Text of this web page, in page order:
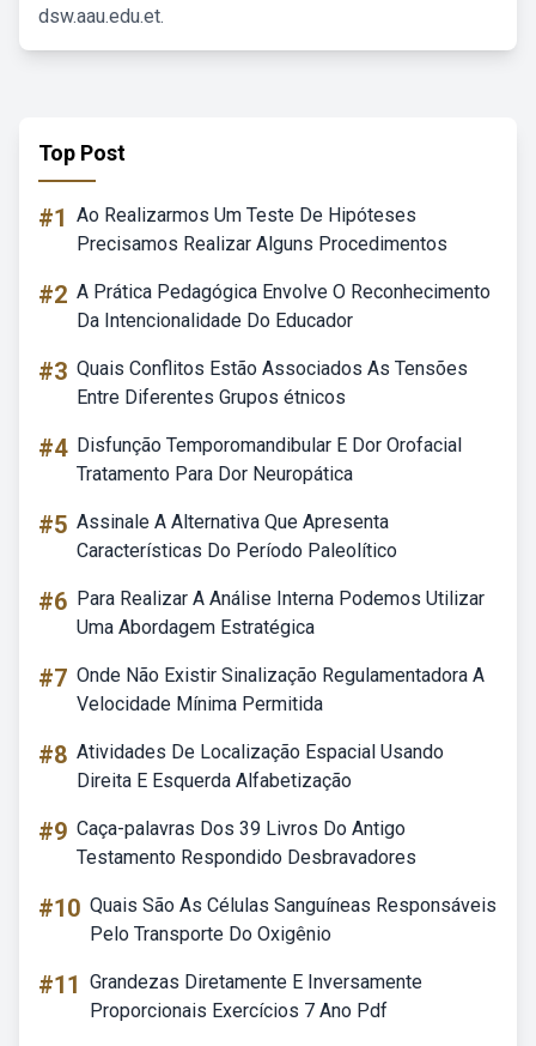
dsw.aau.edu.et.
Top Post
#1 Ao Realizarmos Um Teste De Hipóteses
Precisamos Realizar Alguns Procedimentos
#2 A Prática Pedagógica Envolve O Reconhecimento
Da Intencionalidade Do Educador
#3 Quais Conflitos Estão Associados As Tensões
Entre Diferentes Grupos étnicos
#4 Disfunção Temporomandibular E Dor Orofacial
Tratamento Para Dor Neuropática
#5 Assinale A Alternativa Que Apresenta
Características Do Período Paleolítico
#6 Para Realizar A Análise Interna Podemos Utilizar
Uma Abordagem Estratégica
#7 Onde Não Existir Sinalização Regulamentadora A
Velocidade Mínima Permitida
#8 Atividades De Localização Espacial Usando
Direita E Esquerda Alfabetização
#9 Caça-palavras Dos 39 Livros Do Antigo
Testamento Respondido Desbravadores
#10 Quais São As Células Sanguíneas Responsáveis
Pelo Transporte Do Oxigênio
#11 Grandezas Diretamente E Inversamente
Proporcionais Exercícios 7 Ano Pdf